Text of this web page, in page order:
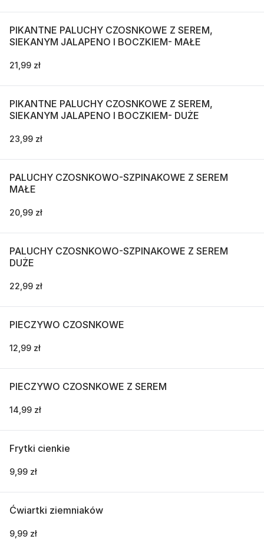
PIKANTNE PALUCHY CZOSNKOWE Z SEREM,
SIEKANYM JALAPENO I BOCZKIEM- MAŁE
21,99 zł
PIKANTNE PALUCHY CZOSNKOWE Z SEREM,
SIEKANYM JALAPENO I BOCZKIEM- DUŻE
23,99 zł
PALUCHY CZOSNKOWO-SZPINAKOWE Z SEREM
MAŁE
20,99 zł
PALUCHY CZOSNKOWO-SZPINAKOWE Z SEREM
DUŻE
22,99 zł
PIECZYWO CZOSNKOWE
12,99 zł
PIECZYWO CZOSNKOWE Z SEREM
14,99 zł
Frytki cienkie
9,99 zł
Ćwiartki ziemniaków
9,99 zł